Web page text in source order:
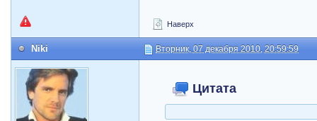
Наверх
Niki Вторник, 07 декабря 2010, 20:59:59
Цитата